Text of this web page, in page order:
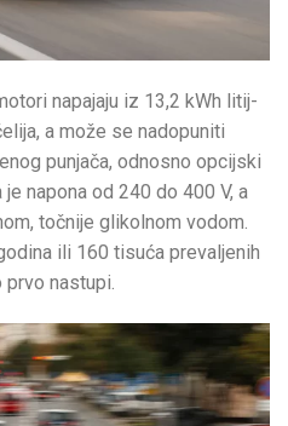
napajaju iz 13,2 kWh litij-
a može se nadopuniti
punjača, odnosno opcijski
napona od 240 do 400 V, a
točnije glikolnom vodom.
ili 160 tisuća prevaljenih
nastupi.